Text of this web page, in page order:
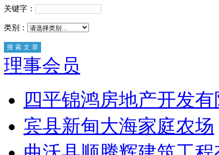
关键字：
类别：
理事会员
四平锦鸿房地产开发
宾县新甸大海家庭农场